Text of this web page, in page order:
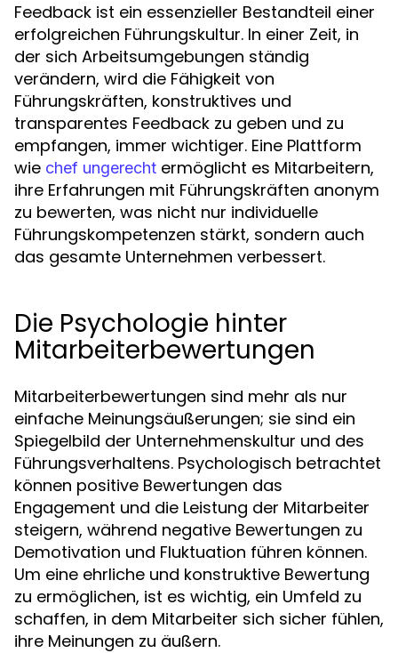
Feedback ist ein essenzieller Bestandteil einer
erfolgreichen Führungskultur. In einer Zeit, in
der sich Arbeitsumgebungen ständig
verändern, wird die Fähigkeit von
Führungskräften, konstruktives und
transparentes Feedback zu geben und zu
empfangen, immer wichtiger. Eine Plattform
wie chef ungerecht ermöglicht es Mitarbeitern,
ihre Erfahrungen mit Führungskräften anonym
zu bewerten, was nicht nur individuelle
Führungskompetenzen stärkt, sondern auch
das gesamte Unternehmen verbessert.
Die Psychologie hinter
Mitarbeiterbewertungen
Mitarbeiterbewertungen sind mehr als nur
einfache Meinungsäußerungen; sie sind ein
Spiegelbild der Unternehmenskultur und des
Führungsverhaltens. Psychologisch betrachtet
können positive Bewertungen das
Engagement und die Leistung der Mitarbeiter
steigern, während negative Bewertungen zu
Demotivation und Fluktuation führen können.
Um eine ehrliche und konstruktive Bewertung
zu ermöglichen, ist es wichtig, ein Umfeld zu
schaffen, in dem Mitarbeiter sich sicher fühlen,
ihre Meinungen zu äußern.